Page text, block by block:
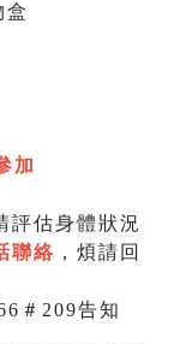
盒
加
評估身體狀況
聯絡 ，煩請回
＃209告知